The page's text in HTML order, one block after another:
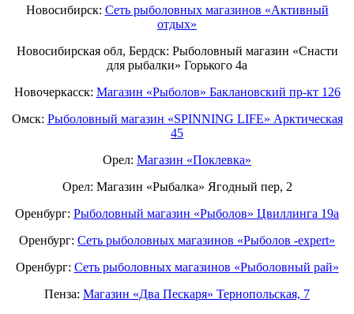
Новосибирск: Сеть рыболовных магазинов «Активный
отдых»
Новосибирская обл, Бердск: Рыболовный магазин «Снасти
для рыбалки» Горького 4а
Новочеркасск: Магазин «Рыболов» Баклановский пр-кт 126
Омск: Рыболовный магазин «SPINNING LIFE» Арктическая
45
Орел: Магазин «Поклевка»
Орел: Магазин «Рыбалка» Ягодный пер, 2
Оренбург: Рыболовный магазин «Рыболов» Цвиллинга 19а
Оренбург: Сеть рыболовных магазинов «Рыболов -expert»
Оренбург: Сеть рыболовных магазинов «Рыболовный рай»
Пенза: Магазин «Два Пескаря» Тернопольская, 7